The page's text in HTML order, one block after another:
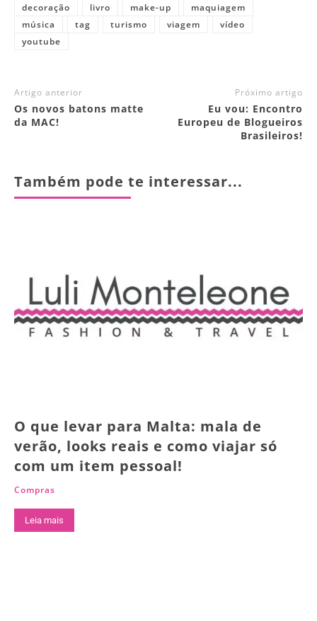
decoração livro make-up
maquiagem
música
tag turismo viagem
vídeo
youtube
Artigo anterior
Os novos batons matte
da MAC!
Próximo artigo
Eu vou: Encontro
Europeu de Blogueiros
Brasileiros!
Também pode te interessar...
O que levar para Malta: mala de
verão, looks reais e como viajar só
com um item pessoal!
Compras
Leia mais